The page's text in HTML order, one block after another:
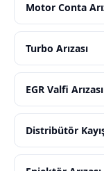
Motor Conta
Turbo Arızası
EGR Valfi Arızası
Distribütör